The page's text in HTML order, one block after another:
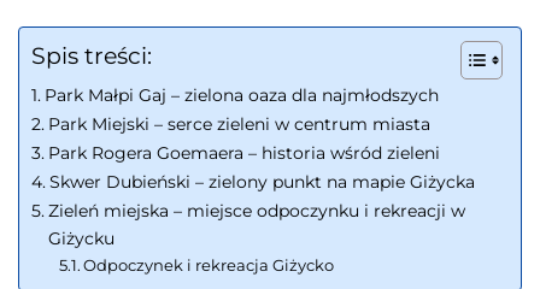
Spis treści:
Park Małpi Gaj – zielona oaza dla najmłodszych
Park Miejski – serce zieleni w centrum miasta
Park Rogera Goemaera – historia wśród zieleni
Skwer Dubieński – zielony punkt na mapie Giżycka
Zieleń miejska – miejsce odpoczynku i rekreacji w
Giżycku
Odpoczynek i rekreacja Giżycko